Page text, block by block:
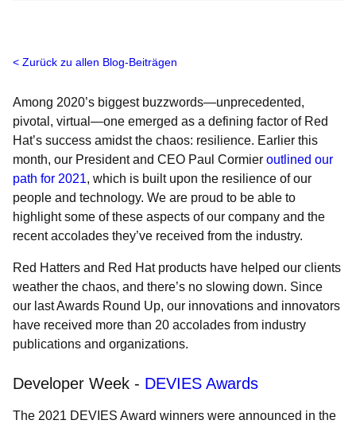
Zurück zu allen Blog-Beiträgen
Among 2020’s biggest buzzwords—unprecedented,
pivotal, virtual—one emerged as a defining factor of Red
Hat’s success amidst the chaos: resilience. Earlier this
month, our President and CEO Paul Cormier outlined our
path for 2021, which is built upon the resilience of our
people and technology. We are proud to be able to
highlight some of these aspects of our company and the
recent accolades they’ve received from the industry.
Red Hatters and Red Hat products have helped our clients
weather the chaos, and there’s no slowing down. Since
our last Awards Round Up, our innovations and innovators
have received more than 20 accolades from industry
publications and organizations.
Developer Week - DEVIES Awards
The 2021 DEVIES Award winners were announced in the